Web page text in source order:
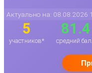
Актуально на: 08.08.2026
5
участников*
81.4
средний